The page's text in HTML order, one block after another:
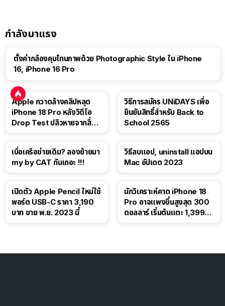
กำลังมาแรง
ตั้งค่ากล้องคุมโทนภาพด้วย Photographic Style ใน iPhone
16, iPhone 16 Pro
Apple กวาดล้างคลิปหลุด
iPhone 18 Pro หลังวิดีโอ
Drop Test ปลิวหายจากสื่อ
วิธีการสมัคร UNiDAYS เพื่อ
ยืนยันสิทธิ์สำหรับ Back to
School 2565
เบื่อเครือข่ายเดิม? ลองย้ายมา
my by CAT กันเถอะ !!!
วิธีลบแอป, uninstall แอปบน
Mac อัปเดต 2023
เปิดตัว Apple Pencil ใหม่ใช้
พอร์ต USB-C ราคา 3,190
บาท ขาย พ.ย. 2023 นี้
นักวิเคราะห์คาด iPhone 18
Pro อาจแพงขึ้นสูงสุด 300
ดอลลาร์ เริ่มต้นแตะ 1,399